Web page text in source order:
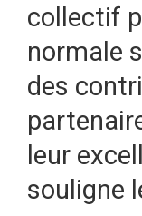
collectif
normale
des
leur
souligne